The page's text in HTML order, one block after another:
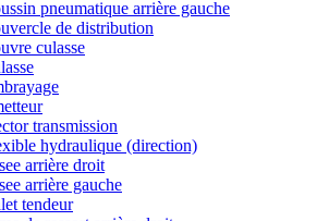
pneumatique arrière gauche
de distribution
culasse
transmission
hydraulique (direction)
arrière droit
arrière gauche
tendeur